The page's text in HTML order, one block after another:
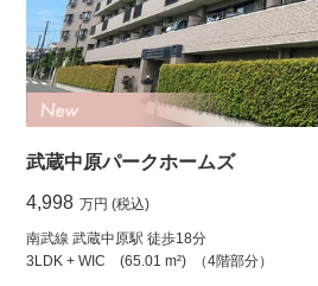
武蔵中原パークホームズ
4,998 万円 (税込)
南武線 武蔵中原駅 徒歩18分
3LDK + WIC
(65.01 m²) （4階部分）